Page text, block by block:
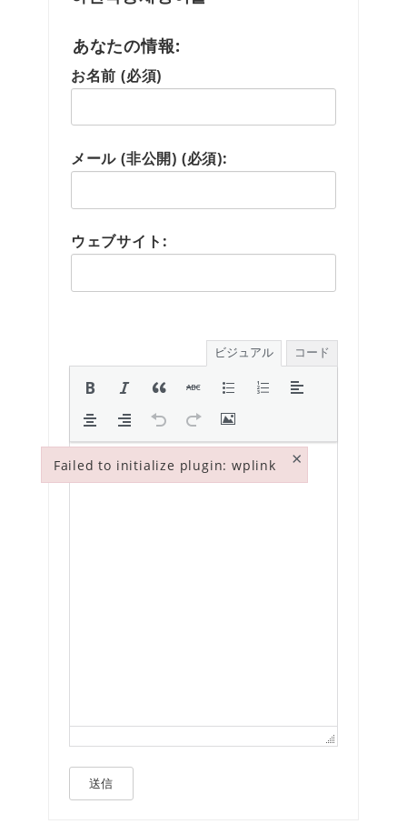
あなたの情報:
お名前 (必須)
メール (非公開) (必須):
ウェブサイト:
ビジュアル コード
送信
Failed to initialize plugin: wplink ×
Failed to initialize plugin: wplink